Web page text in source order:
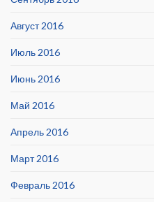
Август 2016
Июль 2016
Июнь 2016
Май 2016
Апрель 2016
Март 2016
Февраль 2016